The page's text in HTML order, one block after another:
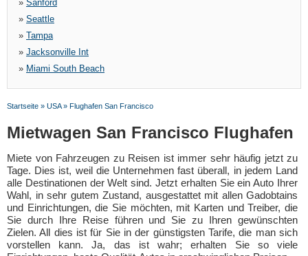
» Sanford
» Seattle
» Tampa
» Jacksonville Int
» Miami South Beach
Startseite » USA» Flughafen San Francisco
Mietwagen San Francisco Flughafen
Miete von Fahrzeugen zu Reisen ist immer sehr häufig jetzt zu
Tage. Dies ist, weil die Unternehmen fast überall, in jedem Land
alle Destinationen der Welt sind. Jetzt erhalten Sie ein Auto Ihrer
Wahl, in sehr gutem Zustand, ausgestattet mit allen Gadobtains
und Einrichtungen, die Sie möchten, mit Karten und Treiber, die
Sie durch Ihre Reise führen und Sie zu Ihren gewünschten
Zielen. All dies ist für Sie in der günstigsten Tarife, die man sich
vorstellen kann. Ja, das ist wahr; erhalten Sie so viele